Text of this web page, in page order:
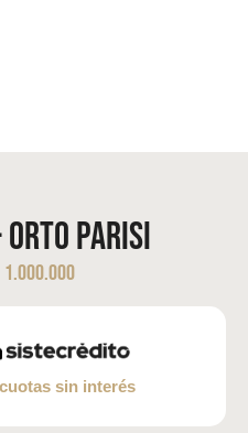
Orto Parisi
1.000.000
sin interés